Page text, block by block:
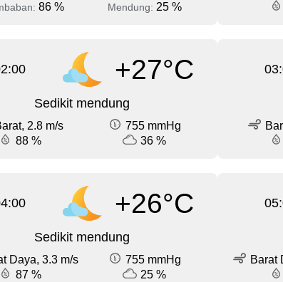
86 % Mendung: 25 %
+27°C
Sedikit mendung
2.8 m/s
755 mmHg
88 %
36 %
+26°C
Sedikit mendung
Daya, 3.3 m/s
755 mmHg
87 %
25 %
Barat